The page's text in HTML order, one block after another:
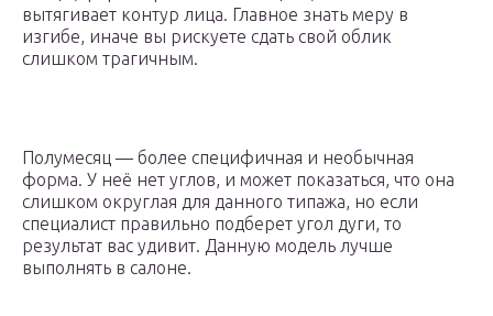
вытягивает контур лица. Главное знать меру в
изгибе, иначе вы рискуете сдать свой облик
слишком трагичным.
Полумесяц — более специфичная и необычная
форма. У неё нет углов, и может показаться, что она
слишком округлая для данного типажа, но если
специалист правильно подберет угол дуги, то
результат вас удивит. Данную модель лучше
выполнять в салоне.